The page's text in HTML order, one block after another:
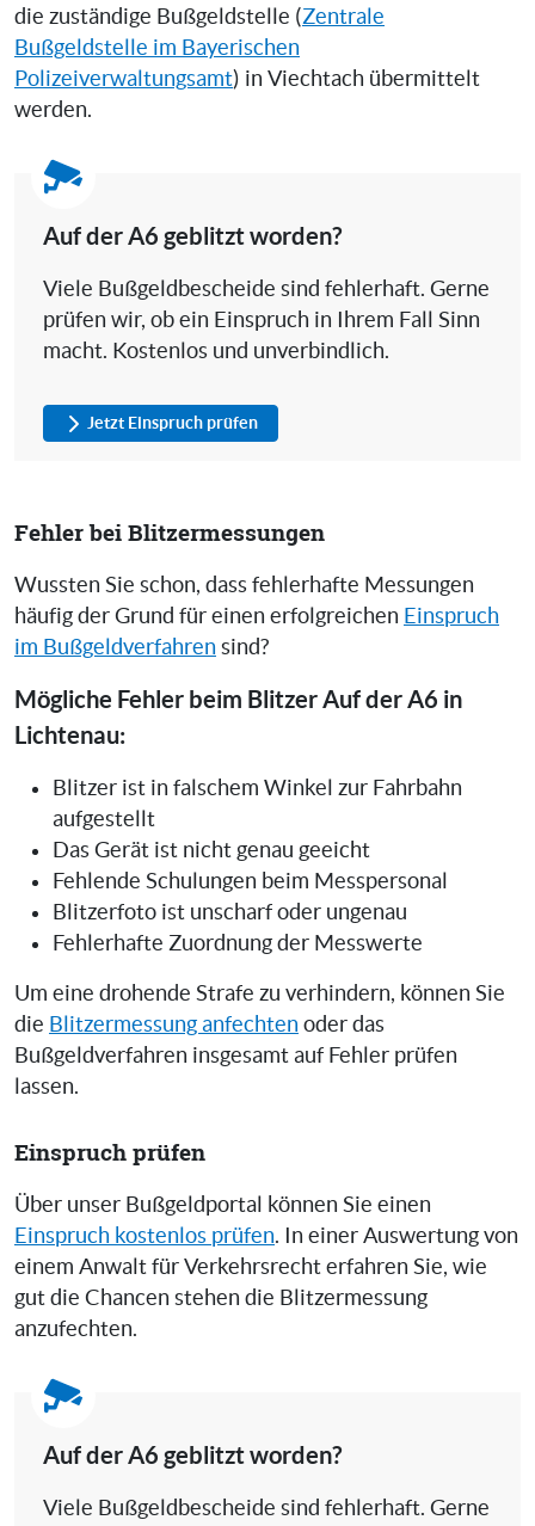
die zuständige Bußgeldstelle (Zentrale
Bußgeldstelle im Bayerischen
Polizeiverwaltungsamt) in Viechtach übermittelt
werden.
Auf der A6 geblitzt worden?
Viele Bußgeldbescheide sind fehlerhaft. Gerne
prüfen wir, ob ein Einspruch in Ihrem Fall Sinn
macht. Kostenlos und unverbindlich.
Jetzt Einspruch prüfen
Fehler bei Blitzermessungen
Wussten Sie schon, dass fehlerhafte Messungen
häufig der Grund für einen erfolgreichen Einspruch
im Bußgeldverfahren sind?
Mögliche Fehler beim Blitzer Auf der A6 in
Lichtenau:
Blitzer ist in falschem Winkel zur Fahrbahn
aufgestellt
Das Gerät ist nicht genau geeicht
Fehlende Schulungen beim Messpersonal
Blitzerfoto ist unscharf oder ungenau
Fehlerhafte Zuordnung der Messwerte
Um eine drohende Strafe zu verhindern, können Sie
die Blitzermessung anfechten oder das
Bußgeldverfahren insgesamt auf Fehler prüfen
lassen.
Einspruch prüfen
Über unser Bußgeldportal können Sie einen
Einspruch kostenlos prüfen. In einer Auswertung von
einem Anwalt für Verkehrsrecht erfahren Sie, wie
gut die Chancen stehen die Blitzermessung
anzufechten.
Auf der A6 geblitzt worden?
Viele Bußgeldbescheide sind fehlerhaft. Gerne